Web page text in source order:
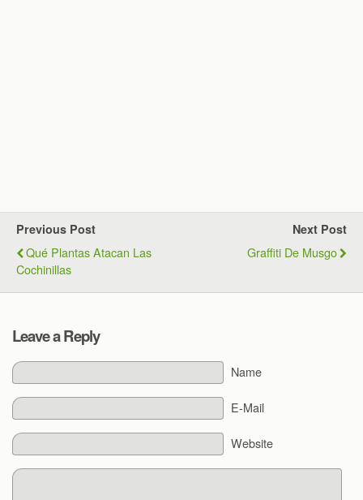
Previous Post
Qué Plantas Atacan Las
Cochinillas
Next Post
Graffiti De Musgo
Leave a Reply
Name
E-Mail
Website